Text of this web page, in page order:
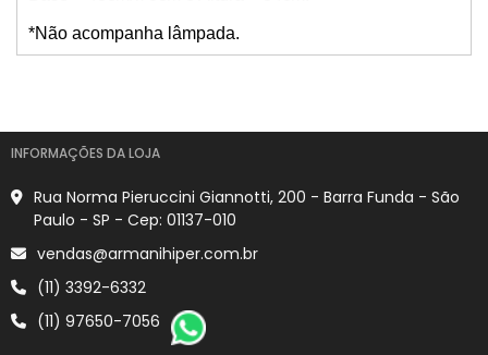
*Não acompanha lâmpada.
INFORMAÇÕES DA LOJA
Rua Norma Pieruccini Giannotti, 200 - Barra Funda - São
Paulo - SP - Cep: 01137-010
vendas@armanihiper.com.br
(11) 3392-6332
(11) 97650-7056